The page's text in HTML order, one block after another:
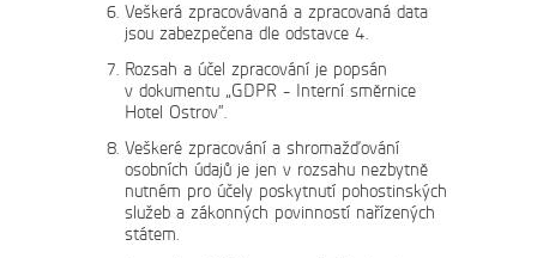
Veškerá zpracovávaná a zpracovaná data
jsou zabezpečena dle odstavce 4.
Rozsah a účel zpracování je popsán
v dokumentu „GDPR - Interní směrnice
Hotel Ostrov“.
Veškeré zpracování a shromažďování
osobních údajů je jen v rozsahu nezbytně
nutném pro účely poskytnutí pohostinských
služeb a zákonných povinností nařízených
státem.